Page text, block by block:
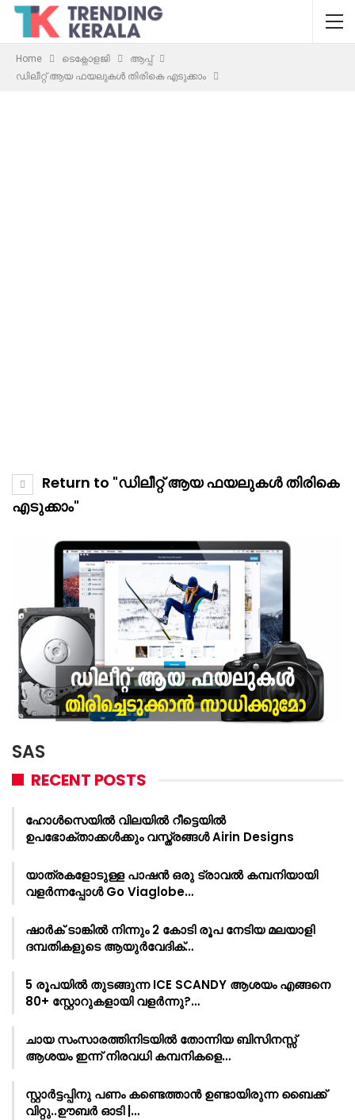
Home ടെക്നോളജി
ആപ്പ്
ഡിലീറ്റ് ആയ ഫയലുകൾ തിരികെ എടുക്കാം
Return to "ഡിലീറ്റ് ആയ ഫയലുകൾ തിരികെ
എടുക്കാം"
SAS
RECENT POSTS
ഹോൾസെയിൽ വിലയിൽ റീട്ടെയിൽ
ഉപഭോക്താക്കൾക്കും വസ്ത്രങ്ങൾ Airin Designs
യാത്രകളോടുള്ള പാഷൻ ഒരു ട്രാവൽ കമ്പനിയായി
വളർന്നപ്പോൾ Go Viaglobe…
ഷാർക്‌ ടാങ്കിൽ നിന്നും 2 കോടി രൂപ നേടിയ മലയാളി
ദമ്പതികളുടെ ആയുർവേദിക്…
5 രൂപയിൽ തുടങ്ങുന്ന ICE SCANDY ആശയം എങ്ങനെ
80+ സ്റ്റോറുകളായി വളർന്നു?…
ചായ സംസാരത്തിനിടയിൽ തോന്നിയ ബിസിനസ്സ്
ആശയം ഇന്ന് നിരവധി കമ്പനികളെ…
സ്റ്റാർട്ടപ്പിനു പണം കണ്ടെത്താൻ ഉണ്ടായിരുന്ന ബൈക്ക്
വിറ്റു..ഊബർ ഓടി |…